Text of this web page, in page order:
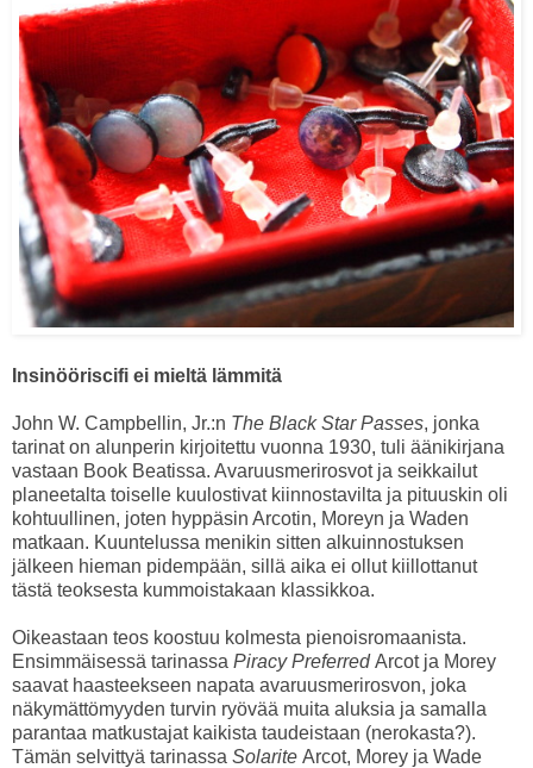
Insinööriscifi ei mieltä lämmitä
John W. Campbellin, Jr.:n The Black Star Passes, jonka
tarinat on alunperin kirjoitettu vuonna 1930, tuli äänikirjana
vastaan Book Beatissa. Avaruusmerirosvot ja seikkailut
planeetalta toiselle kuulostivat kiinnostavilta ja pituuskin oli
kohtuullinen, joten hyppäsin Arcotin, Moreyn ja Waden
matkaan. Kuuntelussa menikin sitten alkuinnostuksen
jälkeen hieman pidempään, sillä aika ei ollut kiillottanut
tästä teoksesta kummoistakaan klassikkoa.
Oikeastaan teos koostuu kolmesta pienoisromaanista.
Ensimmäisessä tarinassa Piracy PreferredArcot ja Morey
saavat haasteekseen napata avaruusmerirosvon, joka
näkymättömyyden turvin ryövää muita aluksia ja samalla
parantaa matkustajat kaikista taudeistaan (nerokasta?).
Tämän selvittyä tarinassa Solarite Arcot, Morey ja Wade